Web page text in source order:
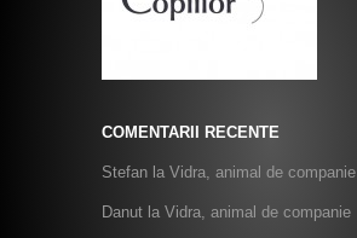
COMENTARII RECENTE
Stefan la Vidra, animal de companie
Danut la Vidra, animal de companie